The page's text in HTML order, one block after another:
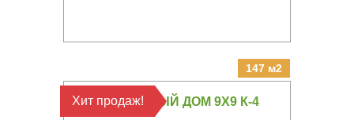
147 м2
КАРКАСНЫЙ ДОМ 9Х9 К-4
Хит продаж!